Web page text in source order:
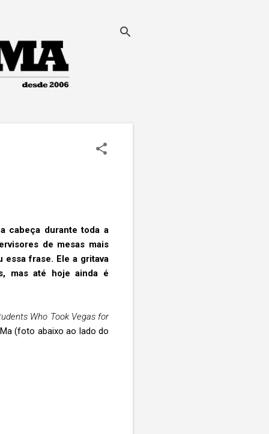
cabeça durante toda a
de mesas mais
essa frase. Ele a gritava
mas até hoje ainda é
Who Took Vegas for
(foto abaixo ao lado do